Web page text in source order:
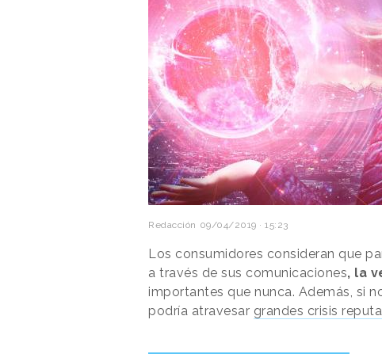
Redacción 09/04/2019 · 15:23
Los consumidores consideran que
a través de sus comunicaciones, la
importantes que nunca. Además, si
podría atravesar grandes crisis